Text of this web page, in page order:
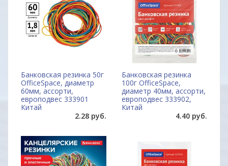
Банковская резинка 50г
OfficeSpace, диаметр
60мм, ассорти,
европодвес 333901
Китай
2.28 руб.
Банковская резинка
100г OfficeSpace,
диаметр 40мм, ассорти,
европодвес 333902,
Китай
4.40 руб.